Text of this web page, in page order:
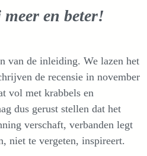
en beter!
van de inleiding. We lazen het
de recensie in november
vol met krabbels en
dus gerust stellen dat het
verschaft, verbanden legt
niet te vergeten, inspireert.